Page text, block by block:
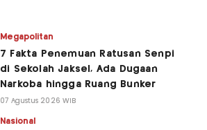
Megapolitan
7 Fakta Penemuan Ratusan Senpi
di Sekolah Jaksel, Ada Dugaan
Narkoba hingga Ruang Bunker
07 Agustus 2026 WIB
Nasional